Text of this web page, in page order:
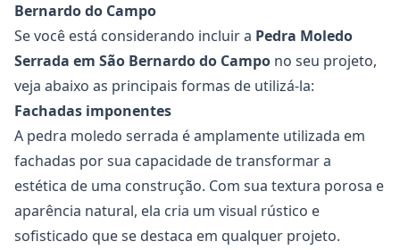
Bernardo do Campo
Se você está considerando incluir a Pedra Moledo
Serrada em São Bernardo do Campo no seu projeto,
veja abaixo as principais formas de utilizá-la:
Fachadas imponentes
A pedra moledo serrada é amplamente utilizada em
fachadas por sua capacidade de transformar a
estética de uma construção. Com sua textura porosa e
aparência natural, ela cria um visual rústico e
sofisticado que se destaca em qualquer projeto.